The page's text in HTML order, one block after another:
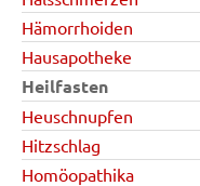
Hämorrhoiden
Hausapotheke
Heilfasten
Heuschnupfen
Hitzschlag
Homöopathika